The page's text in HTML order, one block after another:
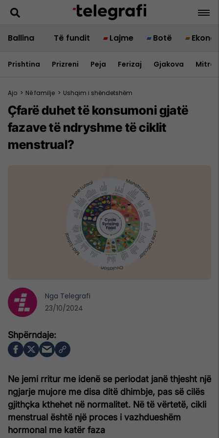
Ballina Të fundit Lajme Botë
Prishtina Prizreni Peja Ferizaj Gjakova
Ajo > Në familje > Ushqim i shëndetshëm
Çfarë duhet të konsumoni gjatë
fazave të ndryshme të ciklit
menstrual?
Ne jemi rritur me idenë se periodat janë thjesht një
ngjarje mujore me disa ditë dhimbje, pas së cilës
gjithçka kthehet në normalitet. Në të vërtetë, cikli
menstrual është një proces i vazhdueshëm
hormonal me katër faza
Nga Telegrafi
23/10/2024